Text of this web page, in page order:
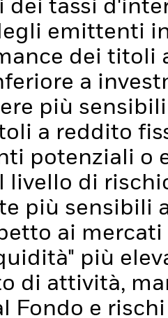
dei tassi
emittenti
dei titoli
a
più
a reddito
potenziali o
livello di
più sensibili
ai
più
di attività,
Fondo e